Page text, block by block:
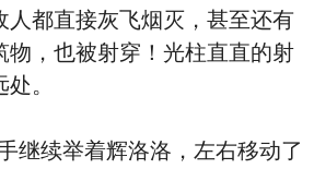
人都直接灰飞烟灭，甚至还有
物，也被射穿！光柱直直的射
。
续举着辉洛洛，左右移动了